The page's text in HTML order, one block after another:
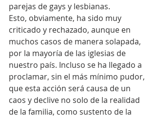
parejas de gays y lesbianas.
Esto, obviamente, ha sido muy
criticado y rechazado, aunque en
muchos casos de manera solapada,
por la mayoría de las iglesias de
nuestro país. Incluso se ha llegado a
proclamar, sin el más mínimo pudor,
que esta acción será causa de un
caos y declive no solo de la realidad
de la familia, como sustento de la